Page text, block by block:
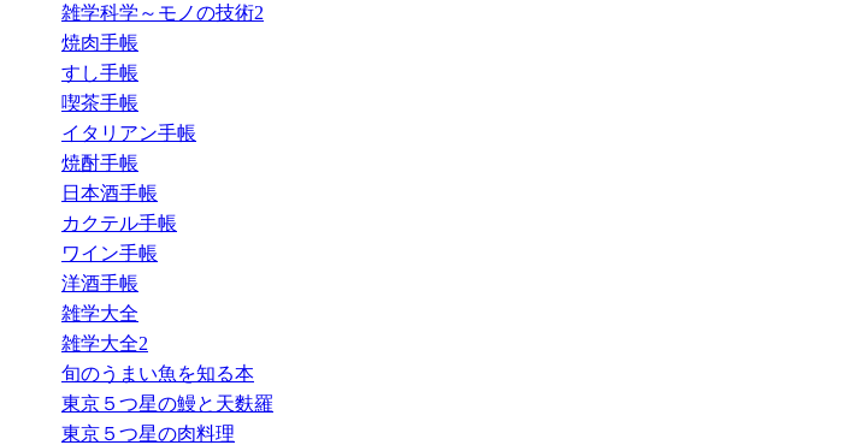
雑学科学～モノの技術2
焼肉手帳
すし手帳
喫茶手帳
イタリアン手帳
焼酎手帳
日本酒手帳
カクテル手帳
ワイン手帳
洋酒手帳
雑学大全
雑学大全2
旬のうまい魚を知る本
東京５つ星の鰻と天麩羅
東京５つ星の肉料理